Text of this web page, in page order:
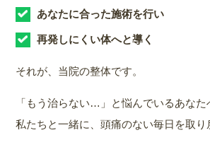
あなたに合った施術を行い
再発しにくい体へと導く
それが、当院の整体です。
「もう治らない…」と悩んでいるあなた
私たちと一緒に、頭痛のない毎日を取り